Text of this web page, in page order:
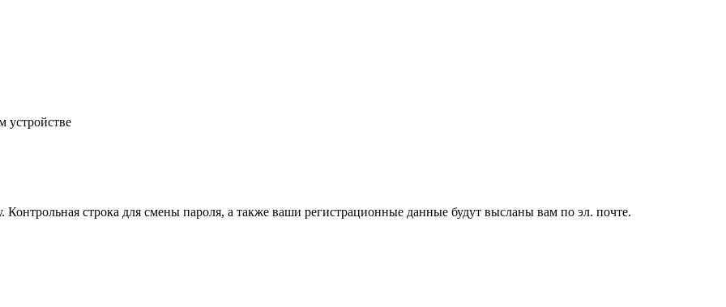
устройстве
Контрольная строка для смены пароля, а также ваши регистрационные данные будут высланы вам по эл. почте.